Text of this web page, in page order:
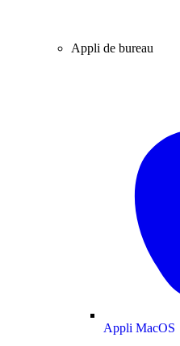
Appli de bureau
Appli MacOS